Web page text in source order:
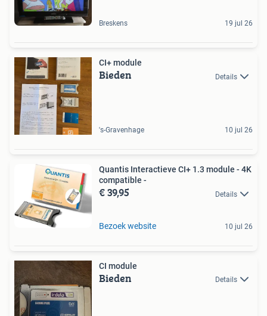
Breskens 19 jul 26
CI+ module
Bieden Details
's-Gravenhage 10 jul 26
Quantis Interactieve CI+ 1.3 module - 4K
compatible -
€ 39,95 Details
Bezoek website 10 jul 26
CI module
Bieden Details